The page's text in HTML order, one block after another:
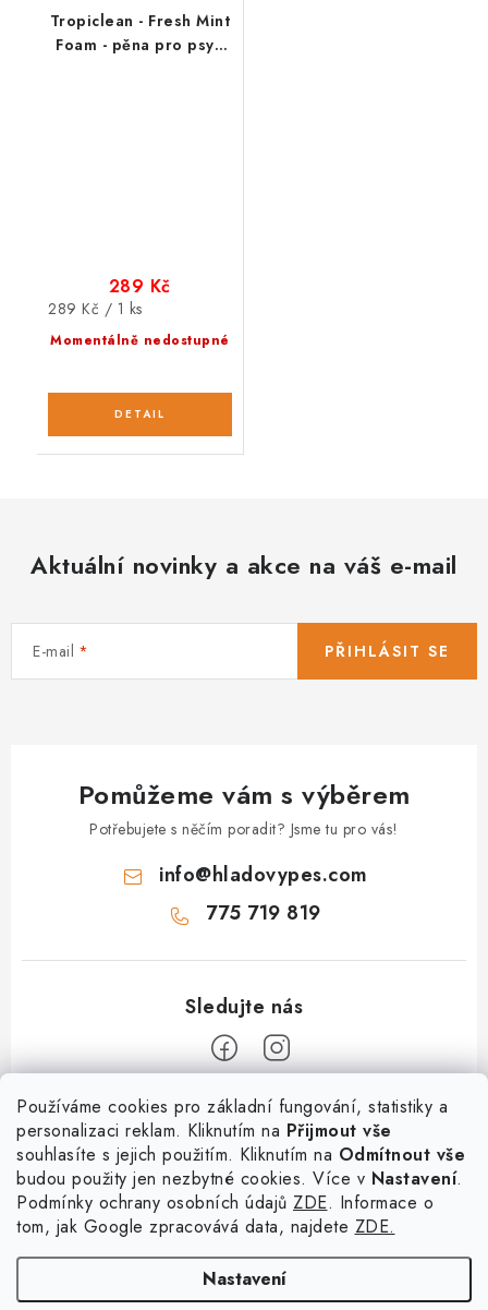
Používáme cookies pro základní fungování, statistiky a
personalizaci reklam. Kliknutím na Přijmout vše
souhlasíte s jejich použitím. Kliknutím na Odmítnout vše
budou použity jen nezbytné cookies. Více v Nastavení.
Podmínky ochrany osobních údajů ZDE. Informace o
tom, jak Google zpracovává data, najdete ZDE.
Nastavení
Tropiclean - Fresh Mint
Foam - pěna pro psy -
Momentálně nedostupné
289 Kč
Měrná
cena:
289 Kč / 1 ks
Aktuální novinky a akce na váš e-mail
E-mail PŘIHLÁSIT SE
Pomůžeme vám s výběrem
Potřebujete s něčím poradit? Jsme tu pro vás!
info@hladovypes.com
775 719 819
Informace
O nás
Kontakty
Výměna, vrácení a reklamace
Služby
PetExpert - pojištění psů
Pujčení paddleboardu a psí plovací vesty